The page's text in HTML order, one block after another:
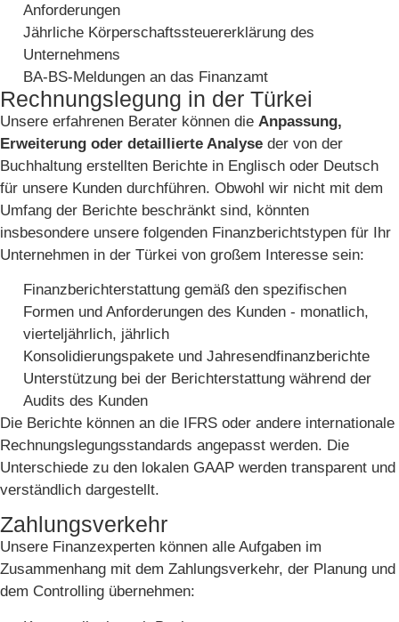
Anforderungen
Jährliche Körperschaftssteuererklärung des
Unternehmens
BA-BS-Meldungen an das Finanzamt
Rechnungslegung in der Türkei
Unsere erfahrenen Berater können die Anpassung,
Erweiterung oder detaillierte Analyse der von der
Buchhaltung erstellten Berichte in Englisch oder Deutsch
für unsere Kunden durchführen. Obwohl wir nicht mit dem
Umfang der Berichte beschränkt sind, könnten
insbesondere unsere folgenden Finanzberichtstypen für Ihr
Unternehmen in der Türkei von großem Interesse sein:
Finanzberichterstattung gemäß den spezifischen
Formen und Anforderungen des Kunden - monatlich,
vierteljährlich, jährlich
Konsolidierungspakete und Jahresendfinanzberichte
Unterstützung bei der Berichterstattung während der
Audits des Kunden
Die Berichte können an die IFRS oder andere internationale
Rechnungslegungsstandards angepasst werden. Die
Unterschiede zu den lokalen GAAP werden transparent und
verständlich dargestellt.
Zahlungsverkehr
Unsere Finanzexperten können alle Aufgaben im
Zusammenhang mit dem Zahlungsverkehr, der Planung und
dem Controlling übernehmen: